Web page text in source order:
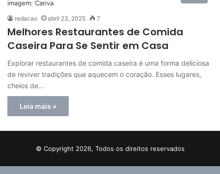
imagem: Canva
redacao abril 23, 2025 7
Melhores Restaurantes de Comida
Caseira Para Se Sentir em Casa
Explorar restaurantes de comida caseira é uma forma deliciosa
de reviver tradições que aquecem o coração. Esses lugares,
cheios de…
Leia mais »
© Copyright 2026, Todos os direitos reservados